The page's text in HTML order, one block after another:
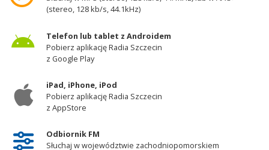
(stereo, 128 kb/s, 44.1kHz)
Telefon lub tablet z Androidem
Pobierz aplikację Radia Szczecin
z Google Play
iPad, iPhone, iPod
Pobierz aplikację Radia Szczecin
z AppStore
Odbiornik FM
Słuchaj w województwie zachodniopomorskiem